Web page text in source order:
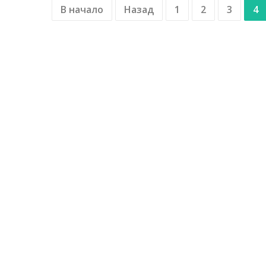
В начало Назад 1 2 3 4